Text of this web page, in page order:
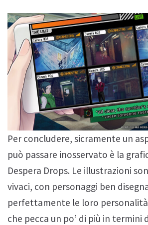
Per concludere, sicramente un
può passare inosservato è la
Despera Drops. Le illustrazioni
vivaci, con personaggi ben
perfettamente le loro
che pecca un po’ di più in termini